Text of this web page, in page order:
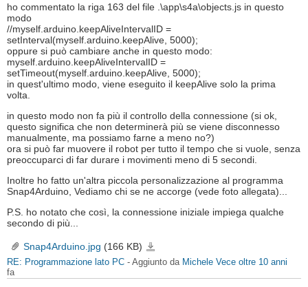
ho commentato la riga 163 del file .\app\s4a\objects.js in questo
modo
//myself.arduino.keepAliveIntervalID =
setInterval(myself.arduino.keepAlive, 5000);
oppure si può cambiare anche in questo modo:
myself.arduino.keepAliveIntervalID =
setTimeout(myself.arduino.keepAlive, 5000);
in quest'ultimo modo, viene eseguito il keepAlive solo la prima
volta.
in questo modo non fa più il controllo della connessione (si ok,
questo significa che non determinerà più se viene disconnesso
manualmente, ma possiamo farne a meno no?)
ora si può far muovere il robot per tutto il tempo che si vuole, senza
preoccuparci di far durare i movimenti meno di 5 secondi.
Inoltre ho fatto un'altra piccola personalizzazione al programma
Snap4Arduino, Vediamo chi se ne accorge (vede foto allegata)...
P.S. ho notato che così, la connessione iniziale impiega qualche
secondo di più...
Snap4Arduino.jpg (166 KB)
RE: Programmazione lato PC - Aggiunto da Michele Vece oltre 10 anni
fa